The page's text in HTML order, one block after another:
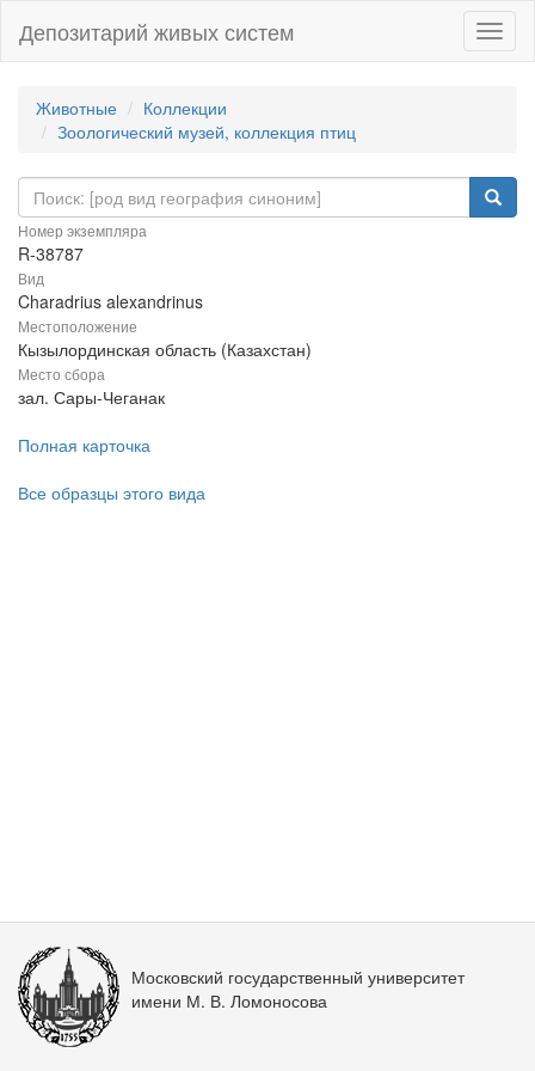
Депозитарий живых систем
Животные
Коллекции
Зоологический музей, коллекция птиц
Номер экземпляра
R-38787
Вид
Charadrius alexandrinus
Местоположение
Кызылординская область (Казахстан)
Место сбора
зал. Сары-Чеганак
Полная карточка
Все образцы этого вида
Московский государственный университет
имени М. В. Ломоносова